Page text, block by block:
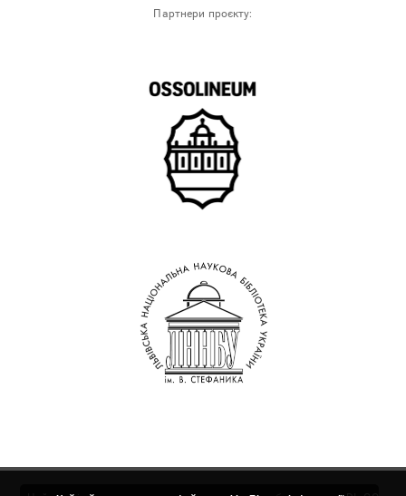
Партнери проєкту: